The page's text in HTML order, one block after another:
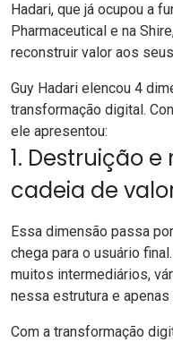
Hadari, que já ocupou a
Pharmaceutical e na
reconstruir valor aos
Guy Hadari elencou 4
transformação digital.
ele apresentou:
1. Destruição
cadeia de
Essa dimensão passa
chega para o usuário
muitos intermediários,
nessa estrutura e
Com a transformação